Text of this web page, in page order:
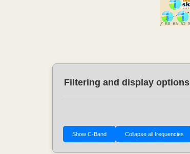
Filtering and display options